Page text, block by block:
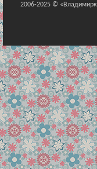
2006-2025 ©